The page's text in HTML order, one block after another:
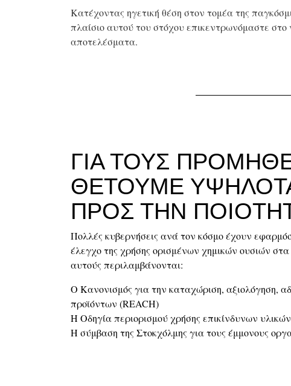
Κατέχοντας ηγετική θέση στον τομέα της
πλαίσιο αυτού του στόχου επικεντρωνόμαστε
αποτελέσματα.
ΓΙΑ ΤΟΥΣ
ΘΕΤΟΥΜΕ
ΠΡΟΣ ΤΗΝ
Πολλές κυβερνήσεις ανά τον κόσμο έχουν
έλεγχο της χρήσης ορισμένων χημικών ουσιών
αυτούς περιλαμβάνονται:
Ο Κανονισμός για την καταχώριση, αξιολόγηση,
προϊόντων (REACH)
Η Οδηγία περιορισμού χρήσης επικίνδυνων
Η σύμβαση της Στοκχόλμης για τους έμμονους